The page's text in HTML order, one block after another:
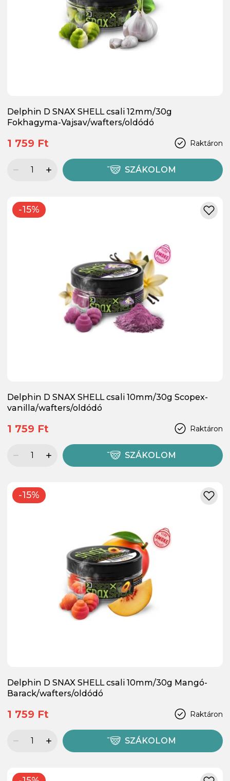
Delphin D SNAX SHELL csali 12mm/30g
Fokhagyma-Vajsav/wafters/oldódó
Raktáron
1 759 Ft
SZÁKOLOM
-15%
Delphin D SNAX SHELL csali 10mm/30g Scopex-
vanilla/wafters/oldódó
Raktáron
1 759 Ft
SZÁKOLOM
-15%
Delphin D SNAX SHELL csali 10mm/30g Mangó-
Barack/wafters/oldódó
Raktáron
1 759 Ft
SZÁKOLOM